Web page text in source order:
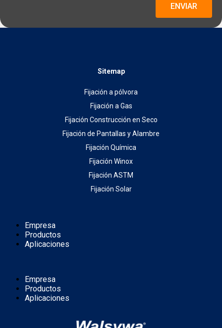
ENVIAR
Sitemap
Fijación a pólvora
Fijación a Gas
Fijación Construcción en Seco
Fijación de Pantallas y Alambre
Fijación Química
Fijación Winox
Fijación ASTM
Fijación Solar
Empresa
Productos
Aplicaciones
Empresa
Productos
Aplicaciones